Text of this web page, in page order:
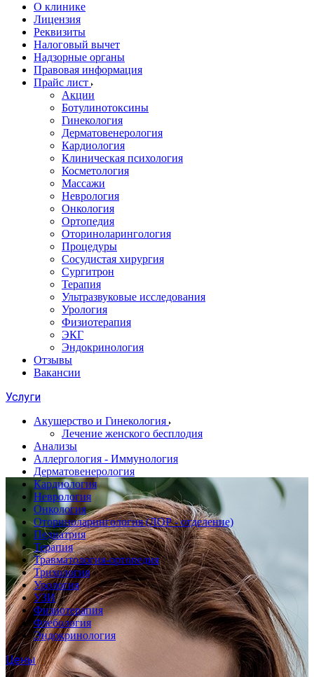
О клинике
Лицензия
Реквизиты
Налоговый вычет
Надзорные органы
Правовая информация
Прайс лист
Акции
Ботулинотоксины
Гинекология
Дерматовенерология
Кардиология
Клиническая психология
Косметология
Массажи
Неврология
Онкология
Ортопедия
Оториноларингология
Процедуры
Сосудистая хирургия
Сургитрон
Терапия
Ультразвуковые исследования
Урология
Физиотерапия
ЭКГ
Эндокринология
Отзывы
Вакансии
Услуги
Акушерство и Гинекология
Лечение женского бесплодия
Анализы
Аллергология - Иммунология
Дерматовенерология
Кардиология
Неврология
Онкология
Оториноларингология (ЛОР - отделение)
Педиатрия
Терапия
Травматология-ортопедия
Трихология
Урология
УЗИ
Физиотерапия
Флебология
Эндокринология
Цены